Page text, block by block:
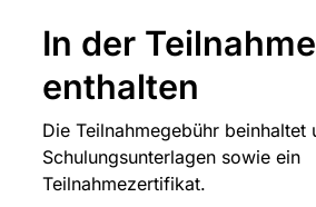
In der
enthalten
Die Teilnahmegebühr beinhaltet
Schulungsunterlagen sowie ein
Teilnahmezertifikat.